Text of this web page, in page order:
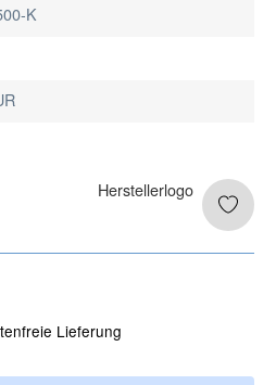
K
Lieferung